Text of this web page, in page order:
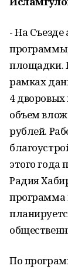
- На
площадки.
рамках
4
объем
рублей.
этого года
Радия
программа
По